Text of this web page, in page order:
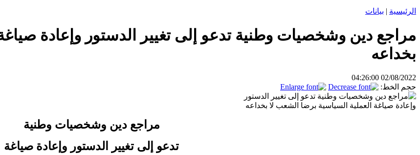
الرئيسية | بيانات
مراجع دين وشخصيات وطنية تدعو إلى تغيير الدستور وإعادة
بخداعه
02/08/2022 04:26:00
حجم الخط:
مراجع دين وشخصيات وطنية
تدعو إلى تغيير الدستور وإعادة صياغة